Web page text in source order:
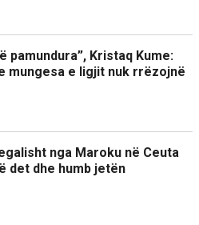
pamundura”, Kristaq Kume:
mungesa e ligjit nuk rrëzojnë
nga Maroku në Ceuta
det dhe humb jetën